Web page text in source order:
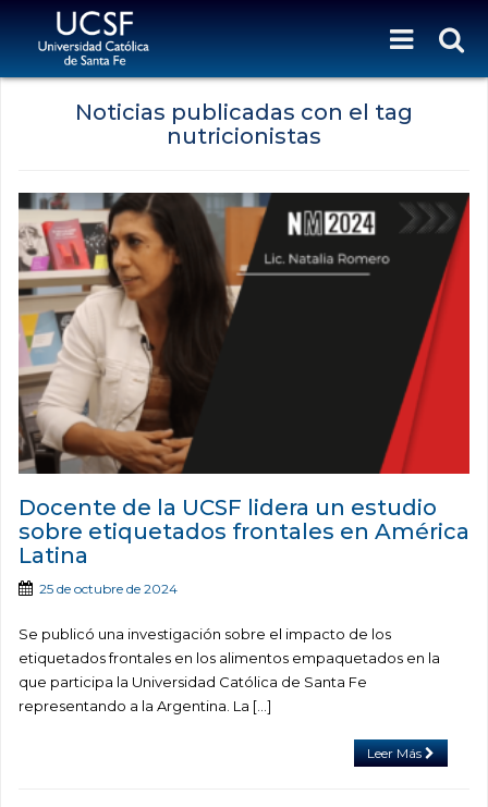
Noticias publicadas con el tag
nutricionistas
Docente de la UCSF lidera un estudio
sobre etiquetados frontales en América
Latina
25 de octubre de 2024
Se publicó una investigación sobre el impacto de los
etiquetados frontales en los alimentos empaquetados en la
que participa la Universidad Católica de Santa Fe
representando a la Argentina. La […]
Leer Más